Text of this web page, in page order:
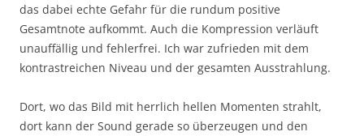
das dabei echte Gefahr für die rundum positive
Gesamtnote aufkommt. Auch die Kompression verläuft
unauffällig und fehlerfrei. Ich war zufrieden mit dem
kontrastreichen Niveau und der gesamten Ausstrahlung.
Dort, wo das Bild mit herrlich hellen Momenten strahlt,
dort kann der Sound gerade so überzeugen und den